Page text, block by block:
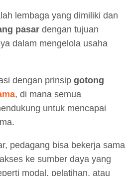
lembaga yang dimiliki dan
pasar dengan tujuan
dalam mengelola usaha
dengan prinsip gotong
, di mana semua
untuk mencapai
pedagang bisa bekerja sama
ke sumber daya yang
modal, pelatihan, atau